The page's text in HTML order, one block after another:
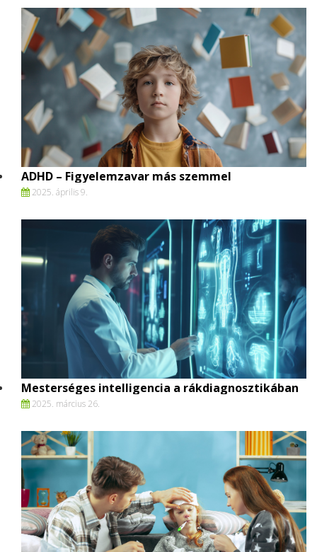
ADHD – Figyelemzavar más szemmel
2025. április 9.
Mesterséges intelligencia a rákdiagnosztikában
2025. március 26.